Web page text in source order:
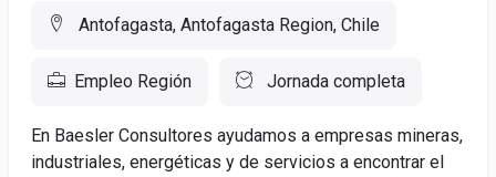
Antofagasta, Antofagasta Region, Chile
Empleo Región Jornada completa
En Baesler Consultores ayudamos a empresas mineras,
industriales, energéticas y de servicios a encontrar el